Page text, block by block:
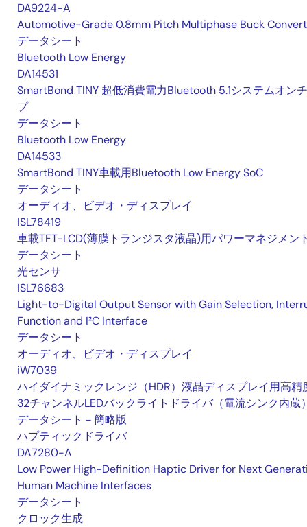
DA9224-A
Automotive-Grade 0.8mm Pitch Multiphase Buck
データシート
Bluetooth Low Energy
DA14531
SmartBond TINY 超低消費電力Bluetooth 5.1システムオン
プ
データシート
Bluetooth Low Energy
DA14533
SmartBond TINY車載用Bluetooth Low Energy SoC
データシート
オーディオ、ビデオ・ディスプレイ
ISL78419
車載TFT-LCD(薄膜トランジスタ液晶)用パワーマネジメン
データシート
光センサ
ISL76683
Light-to-Digital Output Sensor with Gain Selection,
Function and I²C Interface
データシート
オーディオ、ビデオ・ディスプレイ
iW7039
ハイダイナミックレンジ（HDR）液晶ディスプレイ用高精
32チャンネルLEDバックライトドライバ（電流シンク内蔵
データシート－簡略版
ハプティックドライバ
DA7280-A
Low Power High-Definition Haptic Driver for Next
Human Machine Interfaces
データシート
クロック生成